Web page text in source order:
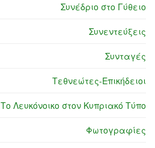
Συνέδριο στο Γύθειο
Συνεντεύξεις
Συνταγές
Τεθνεώτες-Επικήδειοι
Το Λευκόνοικο στον Κυπριακό Τύπο
Φωτογραφίες